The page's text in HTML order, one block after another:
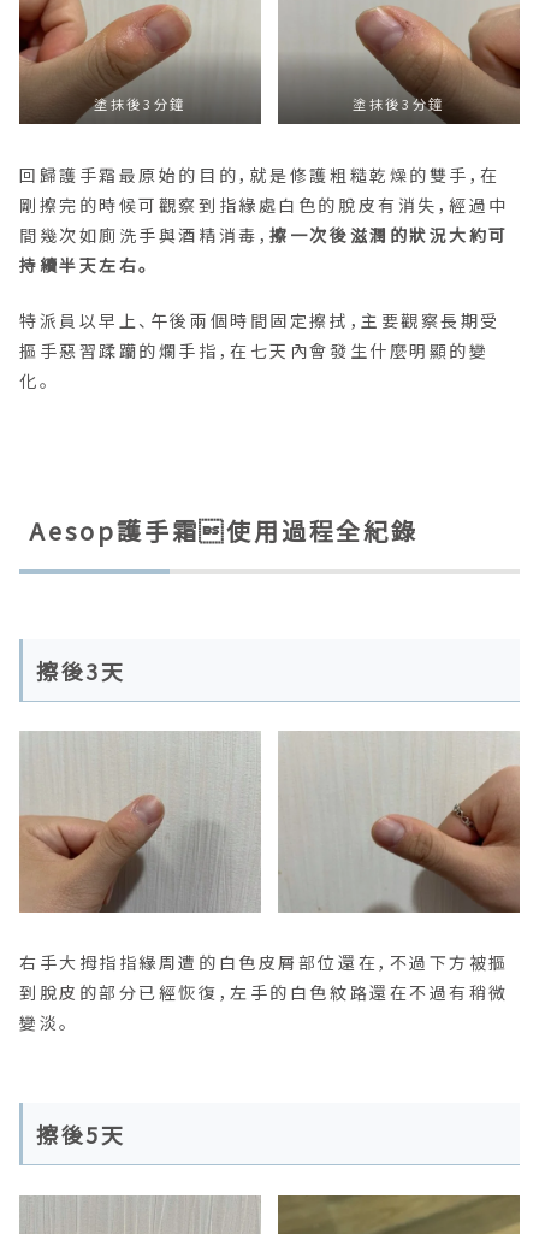
塗抹後3分鐘 塗抹後3分鐘
回歸護手霜最原始的目的，就是修護粗糙乾燥的雙手，在
剛擦完的時候可觀察到指緣處白色的脫皮有消失，經過中
間幾次如廁洗手與酒精消毒，擦一次後滋潤的狀況大約可
持續半天左右。
特派員以早上、午後兩個時間固定擦拭，主要觀察長期受
摳手惡習蹂躪的爛手指，在七天內會發生什麼明顯的變
化。
Aesop護手霜使用過程全紀錄
擦後3天
右手大拇指指緣周遭的白色皮屑部位還在，不過下方被摳
到脫皮的部分已經恢復，左手的白色紋路還在不過有稍微
變淡。
擦後5天